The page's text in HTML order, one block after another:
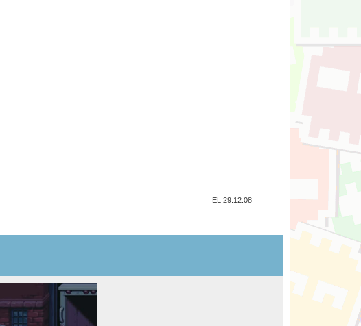
EL 29.12.08